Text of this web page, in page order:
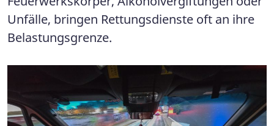
Unfälle, bringen Rettungsdienste oft an ihre
Belastungsgrenze.